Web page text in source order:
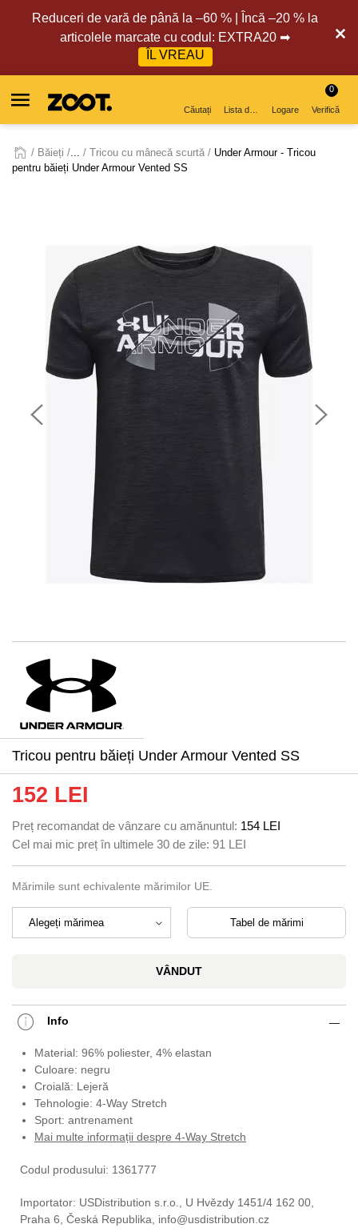
Reduceri de vară de până la –60 % | Încă –20 % la
articolele marcate cu codul: EXTRA20 ➡
ÎL VREAU
Căutați Logare Verifică
0
Băieți ... Tricou cu mânecă scurtă
Under Armour - Tricou
pentru băieți Under Armour Vented SS
Tricou pentru băieți Under Armour Vented SS
152 LEI
Preț recomandat de vânzare cu amănuntul: 154 LEI
Cel mai mic preț în ultimele 30 de zile: 91 LEI
Mărimile sunt echivalente mărimilor UE.
Tabel de mărimi
VÂNDUT
Info
Material: 96% poliester, 4% elastan
Culoare: negru
Croială: Lejeră
Tehnologie: 4-Way Stretch
Sport: antrenament
Mai multe informații despre 4-Way Stretch
Codul produsului: 1361777
Importator: USDistribution s.r.o., U Hvězdy 1451/4 162 00,
Praha 6, Česká Republika, info@usdistribution.cz